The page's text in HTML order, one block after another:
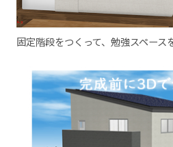
固定階段をつくって、勉強スペース